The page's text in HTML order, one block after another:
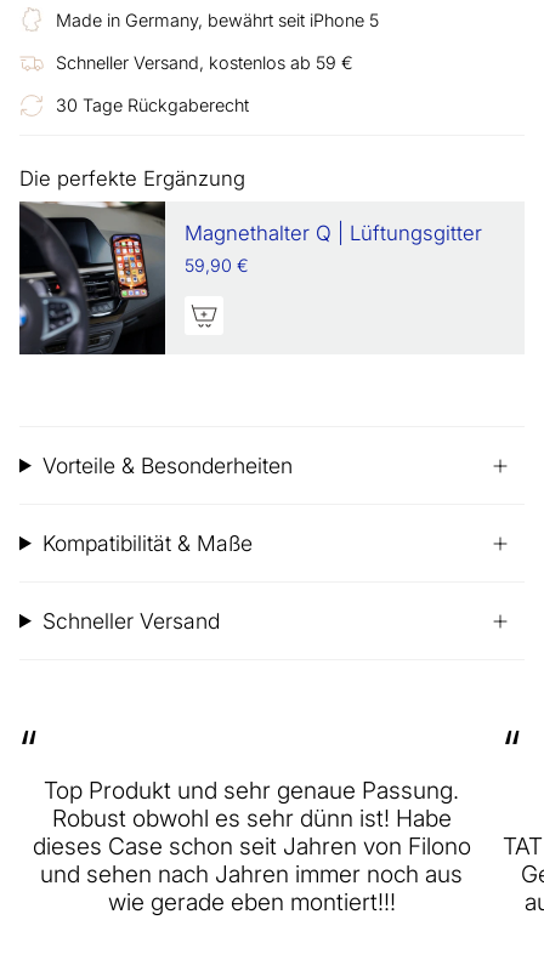
Made in Germany, bewährt seit iPhone 5
Schneller Versand, kostenlos ab 59 €
30 Tage Rückgaberecht
Die perfekte Ergänzung
Magnethalter Q | Lüftungsgitter
59,90 €
Vorteile & Besonderheiten
Kompatibilität & Maße
Schneller Versand
“
Top Produkt und sehr genaue Passung.
Robust obwohl es sehr dünn ist! Habe
dieses Case schon seit Jahren von Filono
und sehen nach Jahren immer noch aus
wie gerade eben montiert!!!
“